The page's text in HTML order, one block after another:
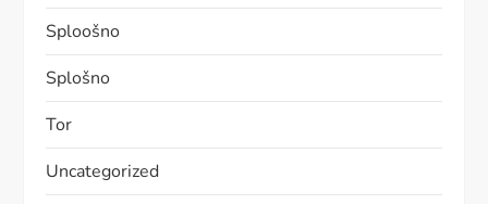
Sploošno
Splošno
Tor
Uncategorized